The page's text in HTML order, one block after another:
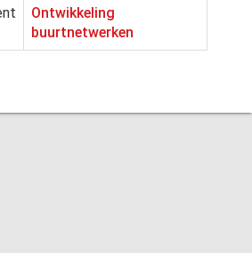
Ontwikkeling
buurtnetwerken